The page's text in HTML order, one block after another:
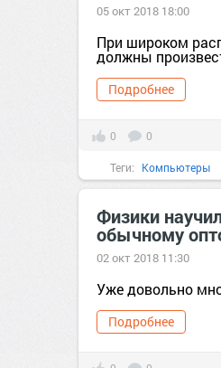
05 окт 2018 18:00
При широком
должны
Подробнее
0 0
Теги: Компьютеры
Физики
обычному
02 окт 2018 11:30
Уже довольно
Подробнее